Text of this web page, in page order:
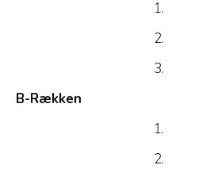
1.
2.
3.
B-Rækken
1.
2.